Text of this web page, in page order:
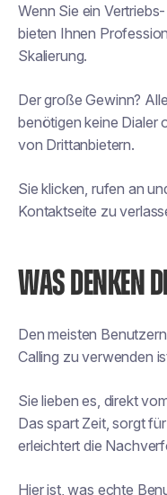
Wenn Sie ein
bieten Ihnen
Skalierung.
Der große Gewinn?
benötigen keine Dialer
von Drittanbietern.
Sie klicken, rufen an
Kontaktseite zu
WAS DENKEN
Den meisten
Calling zu verwenden
Sie lieben es, direkt
Das spart Zeit, sorgt
erleichtert die
Hier ist, was echte